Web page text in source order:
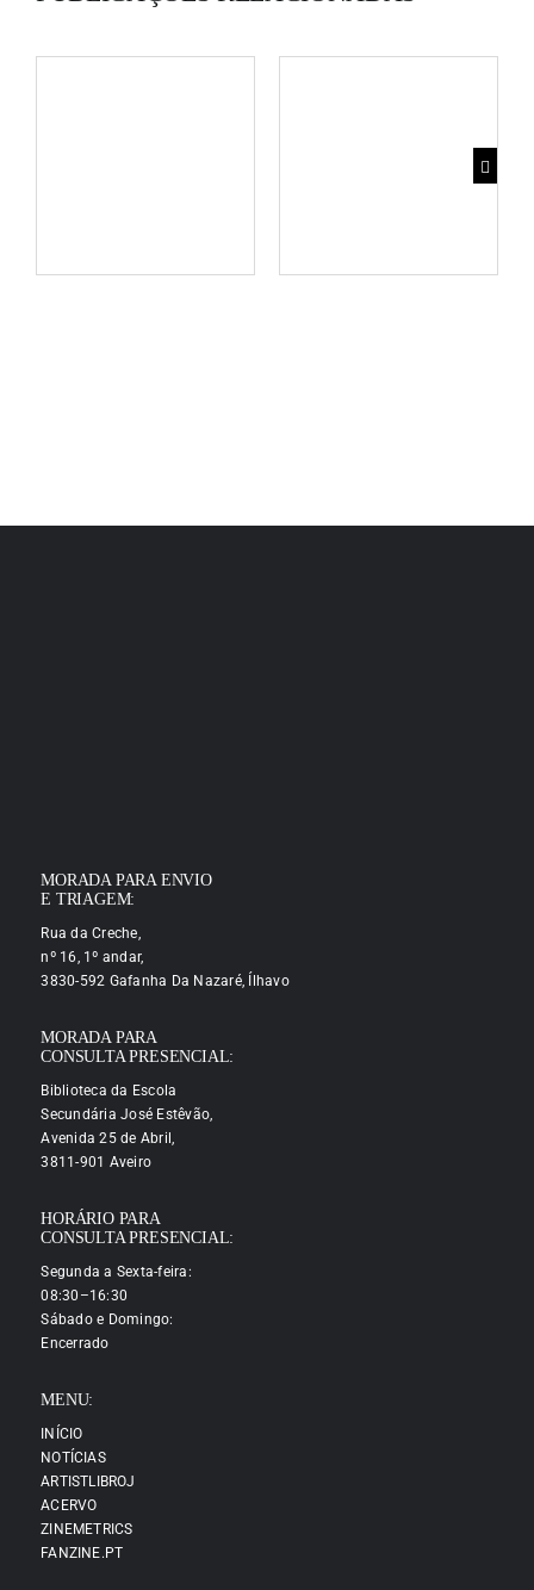
MORADA PARA ENVIO
E TRIAGEM:
Rua da Creche,
nº 16, 1º andar,
3830-592 Gafanha Da Nazaré, Ílhavo
MORADA PARA
CONSULTA PRESENCIAL:
Biblioteca da Escola
Secundária José Estêvão,
Avenida 25 de Abril,
3811-901 Aveiro
HORÁRIO PARA
CONSULTA PRESENCIAL:
Segunda a Sexta-feira:
08:30–16:30
Sábado e Domingo:
Encerrado
MENU:
INÍCIO
NOTÍCIAS
ARTISTLIBROJ
ACERVO
ZINEMETRICS
FANZINE.PT